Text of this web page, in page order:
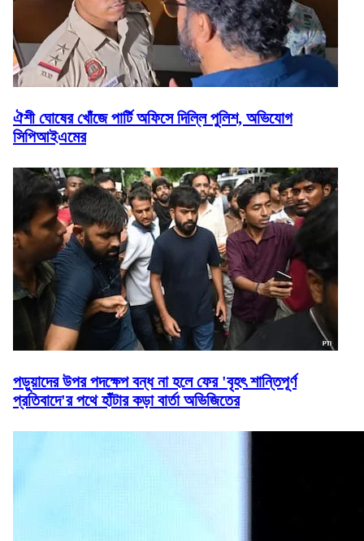
ঐশী ঘোষের খোঁজে পার্টি অফিসে দিল্লি পুলিশ, অভিযোগ
সিপিআইএমের
পড়ুয়াদের উপর পদক্ষেপ বন্ধ না হলে ফের 'বৃহৎ শান্তিপূর্ণ
প্রতিবাদে'র পথে হাঁটার কড়া বার্তা অভিজিতের